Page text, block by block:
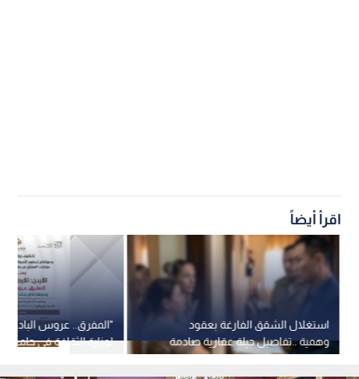
اقرأ أيضاً
"المفرق.. عروس
لوزارة الثقافة في جامعة
استغلال الشقق الفارغة بعقود
وهمية ..تفاصيل حيلة عقارية صادمة
في عمان